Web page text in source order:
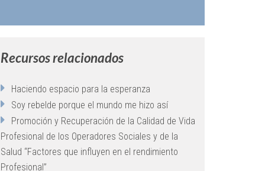
Recursos relacionados
Haciendo espacio para la esperanza
Soy rebelde porque el mundo me hizo así
Promoción y Recuperación de la Calidad de Vida
Profesional de los Operadores Sociales y de la
Salud “Factores que influyen en el rendimiento
Profesional”